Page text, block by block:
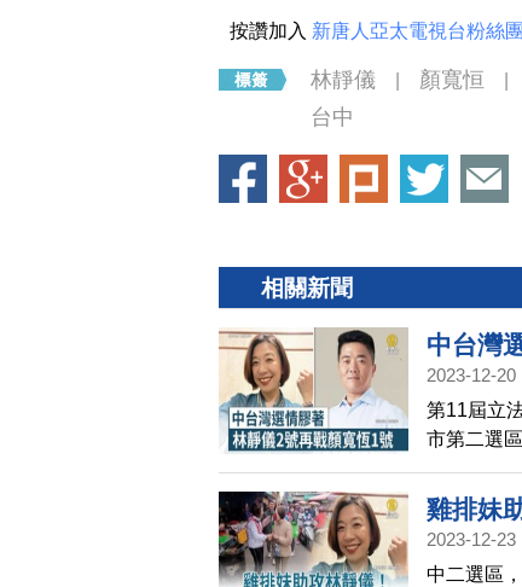
按讚加入 新唐人亞太電視台粉絲團
林靜儀 顏寬恒
台中
相關新聞
中台灣
2023-12-20
第11屆立
市第二選
寬恒則抽
雞排妹
2023-12-23
中二選區